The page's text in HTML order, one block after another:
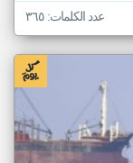
عدد الكلمات: ٣٦٥